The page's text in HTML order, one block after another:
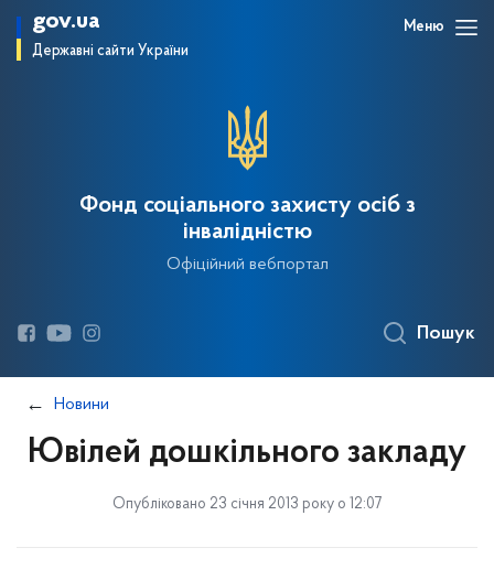
gov.ua
Державні сайти України
Меню
Фонд соціального захисту осіб з
інвалідністю
Офіційний вебпортал
Пошук
Новини
Ювілей дошкільного закладу
Опубліковано 23 січня 2013 року о 12:07